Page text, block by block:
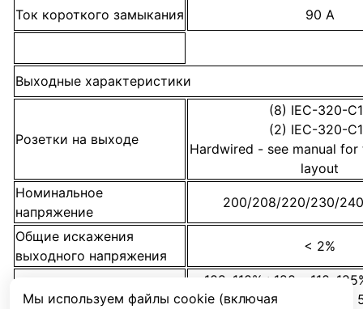
Мы используем файлы cookie (включая
Ток короткого замыкания 90 A
Выходные характеристики
Розетки на выходе
(8) IEC-320-
(2) IEC-320-
Hardwired - see manual
layout
Номинальное
напряжение
200/208/220/230/
Общие искажения
выходного напряжения
< 2%
Допустимая перегрузка
102–110% : 120с,
150%: 10с, >150%: